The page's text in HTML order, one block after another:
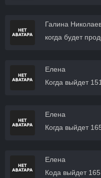
Галина
когда будет
Елена
Когда выйдет
Елена
Когда выйдет
Елена
Кода выйдет